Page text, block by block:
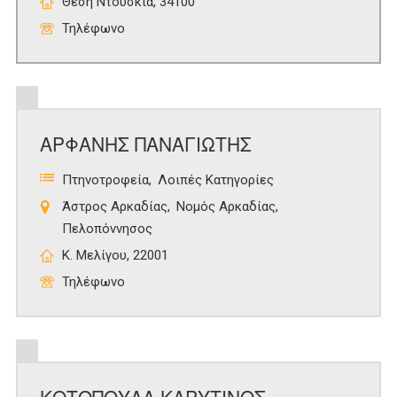
Τηλέφωνο
ΑΡΦΑΝΗΣ ΠΑΝΑΓΙΩΤΗΣ
Πτηνοτροφεία Λοιπές Κατηγορίες
Άστρος Αρκαδίας
Νομός Αρκαδίας
Πελοπόννησος
Κ. Μελίγου, 22001
Τηλέφωνο